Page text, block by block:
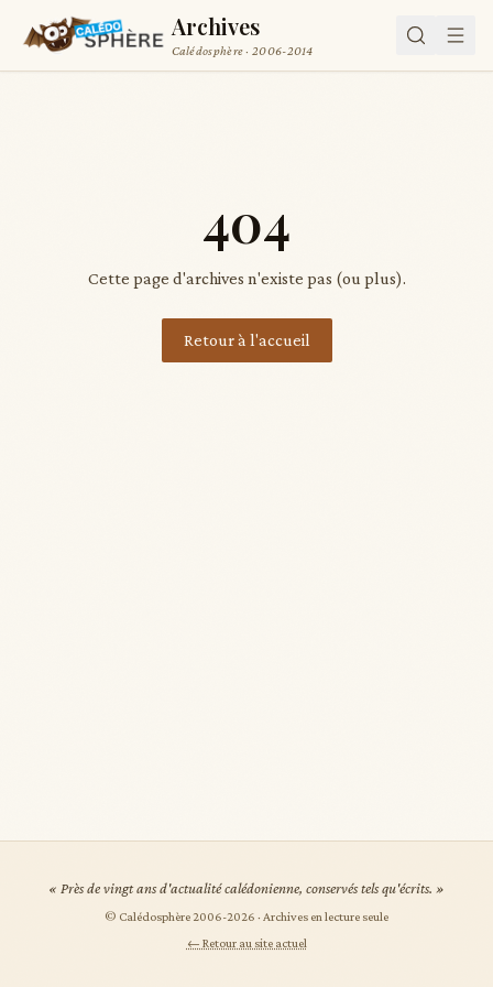
Archives
Calédosphère · 2006-2014
404
Cette page d'archives n'existe pas (ou plus).
Retour à l'accueil
« Près de vingt ans d'actualité calédonienne, conservés tels qu'écrits. »
© Calédosphère 2006-2026 · Archives en lecture seule
← Retour au site actuel